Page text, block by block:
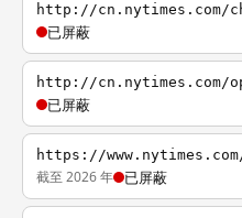
http://cn.nytimes.com/
已屏蔽
http://cn.nytimes.com/
已屏蔽
https://
截至 2026 年 已屏蔽